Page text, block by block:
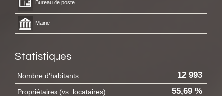
Bureau de poste
Mairie
Statistiques
Nombre d'habitants 12 993
Propriétaires (vs. locataires) 55,69 %